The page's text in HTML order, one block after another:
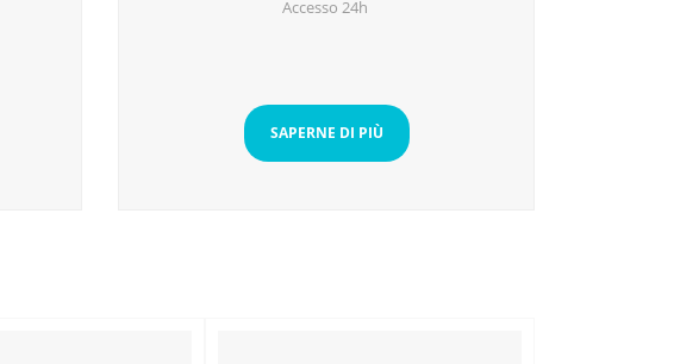
Accesso 24h
SAPERNE DI PIÙ